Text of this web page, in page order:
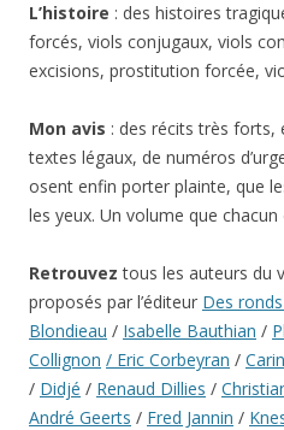
L’histoire : des histoires
forcés, viols conjugaux, viols
excisions, prostitution forcée,
Mon avis : des récits très forts,
textes légaux, de numéros
osent enfin porter plainte, que
les yeux. Un volume que
Retrouvez tous les auteurs du
proposés par l’éditeur Des ronds
Blondieau / Isabelle Bauthian /
Collignon / Eric Corbeyran /
/ Didjé / Renaud Dillies /
André Geerts / Fred Jannin /